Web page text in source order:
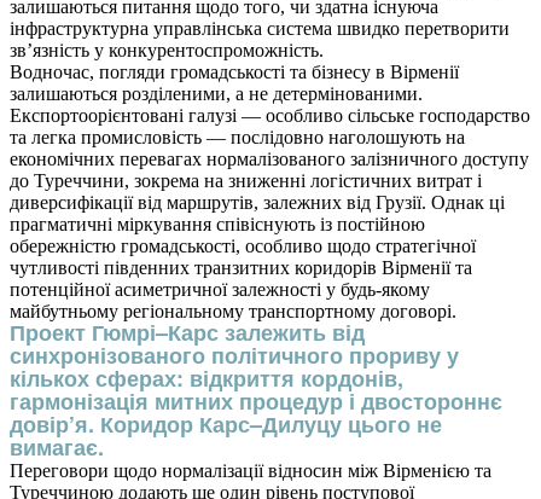
залишаються питання щодо того, чи здатна існуюча
інфраструктурна управлінська система швидко перетворити
зв’язність у конкурентоспроможність.
Водночас, погляди громадськості та бізнесу в Вірменії
залишаються розділеними, а не детермінованими.
Експортоорієнтовані галузі — особливо сільське господарство
та легка промисловість — послідовно наголошують на
економічних перевагах нормалізованого залізничного доступу
до Туреччини, зокрема на зниженні логістичних витрат і
диверсифікації від маршрутів, залежних від Грузії. Однак ці
прагматичні міркування співіснують із постійною
обережністю громадськості, особливо щодо стратегічної
чутливості південних транзитних коридорів Вірменії та
потенційної асиметричної залежності у будь-якому
майбутньому регіональному транспортному договорі.
Проект Гюмрі–Карс залежить від
синхронізованого політичного прориву у
кількох сферах: відкриття кордонів,
гармонізація митних процедур і двостороннє
довір’я. Коридор Карс–Дилуцу цього не
вимагає.
Переговори щодо нормалізації відносин між Вірменією та
Туреччиною додають ще один рівень поступової